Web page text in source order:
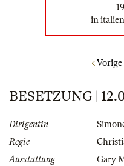
in
Vorige
BESETZUNG |
Dirigentin
Regie
Ausstattung
Gary